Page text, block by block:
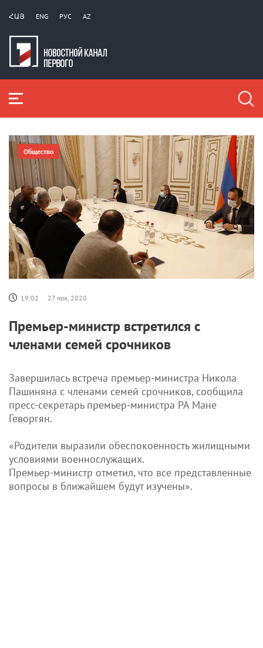
ՀԱՅ ENG РУС AZ
Общество
19:02 27 ноя, 2020
Премьер-министр встретился с
членами семей срочников
Завершилась встреча премьер-министра Никола
Пашиняна с членами семей срочников, сообщила
пресс-секретарь премьер-министра РА Мане
Геворгян.
«Родители выразили обеспокоенность жилищными
условиями военнослужащих.
Премьер-министр отметил, что все представленные
вопросы в ближайшем будут изучены».